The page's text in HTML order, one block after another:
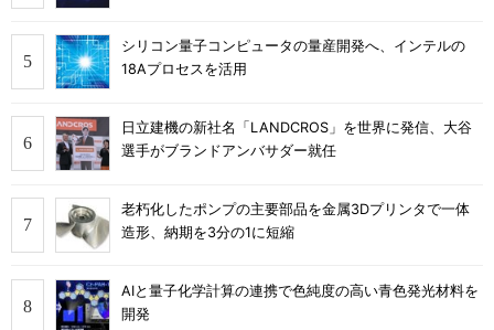
シリコン量子コンピュータの量産開発へ、インテルの
18Aプロセスを活用
日立建機の新社名「LANDCROS」を世界に発信、大谷
選手がブランドアンバサダー就任
老朽化したポンプの主要部品を金属3Dプリンタで一体
造形、納期を3分の1に短縮
AIと量子化学計算の連携で色純度の高い青色発光材料を
開発